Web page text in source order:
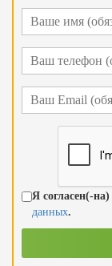
Я согласен(-на)
данных.